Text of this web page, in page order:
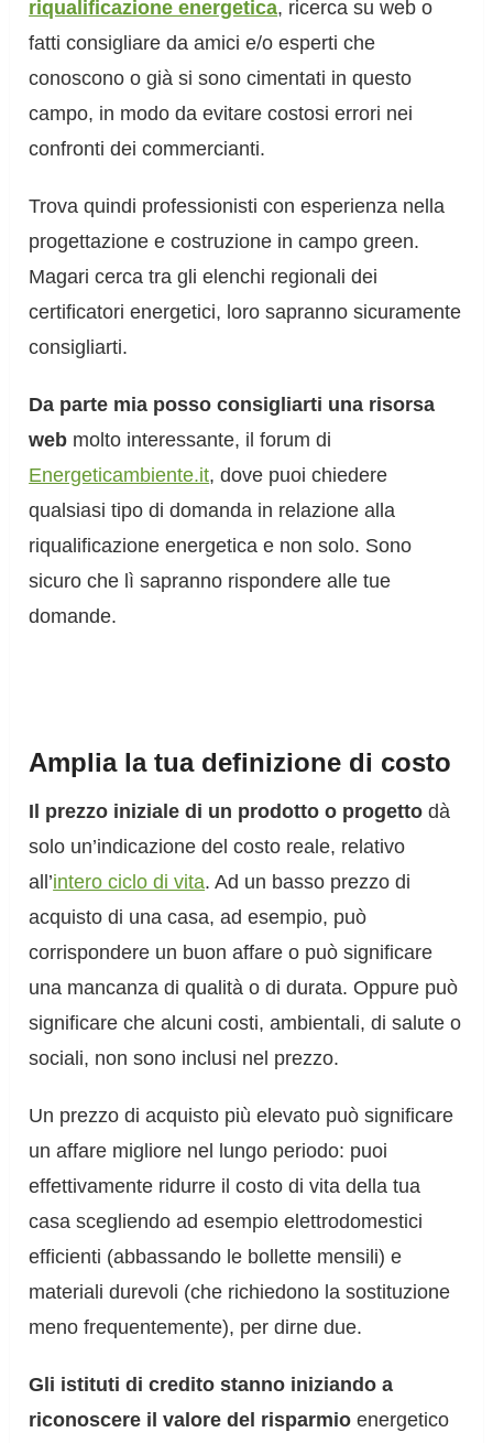
riqualificazione energetica, ricerca su web o
fatti consigliare da amici e/o esperti che
conoscono o già si sono cimentati in questo
campo, in modo da evitare costosi errori nei
confronti dei commercianti.
Trova quindi professionisti con esperienza nella
progettazione e costruzione in campo green.
Magari cerca tra gli elenchi regionali dei
certificatori energetici, loro sapranno sicuramente
consigliarti.
Da parte mia posso consigliarti una risorsa
web molto interessante, il forum di
Energeticambiente.it, dove puoi chiedere
qualsiasi tipo di domanda in relazione alla
riqualificazione energetica e non solo. Sono
sicuro che lì sapranno rispondere alle tue
domande.
Amplia la tua definizione di costo
Il prezzo iniziale di un prodotto o progetto dà
solo un’indicazione del costo reale, relativo
all’intero ciclo di vita. Ad un basso prezzo di
acquisto di una casa, ad esempio, può
corrispondere un buon affare o può significare
una mancanza di qualità o di durata. Oppure può
significare che alcuni costi, ambientali, di salute o
sociali, non sono inclusi nel prezzo.
Un prezzo di acquisto più elevato può significare
un affare migliore nel lungo periodo: puoi
effettivamente ridurre il costo di vita della tua
casa scegliendo ad esempio elettrodomestici
efficienti (abbassando le bollette mensili) e
materiali durevoli (che richiedono la sostituzione
meno frequentemente), per dirne due.
Gli istituti di credito stanno iniziando a
riconoscere il valore del risparmio energetico